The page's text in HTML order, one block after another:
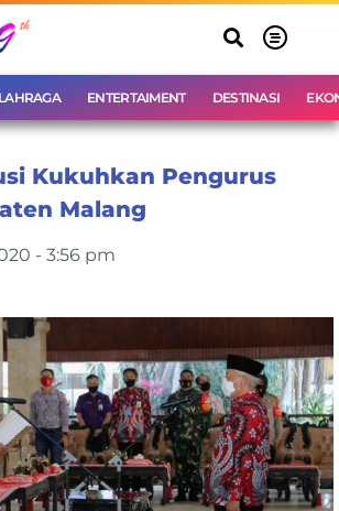
ENTERTAIMENT DESTINASI
Kukuhkan Pengurus
Malang
- 3:56 pm